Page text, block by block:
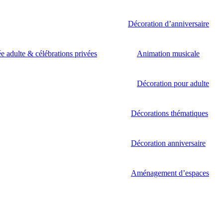
Décoration d’anniversaire
adulte & célébrations privées Animation musicale
Décoration pour adulte
Décorations thématiques
Décoration anniversaire
Aménagement d’espaces